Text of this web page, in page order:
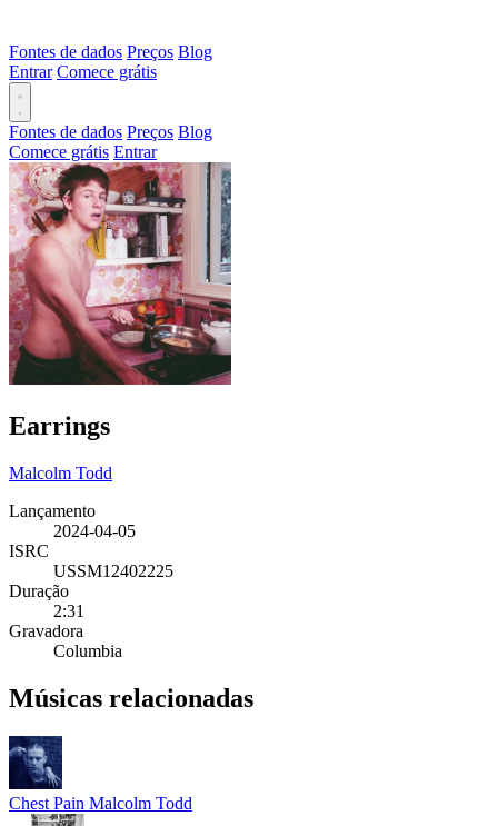
Fontes de dados Preços Blog
Entrar Comece grátis
Fontes de dados Preços Blog
Comece grátis Entrar
Earrings
Malcolm Todd
Lançamento
2024-04-05
ISRC
USSM12402225
Duração
2:31
Gravadora
Columbia
Músicas relacionadas
Chest Pain Malcolm Todd